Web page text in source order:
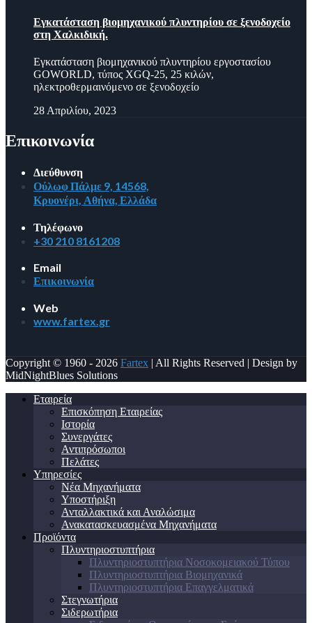
Εγκατάσταση βιομηχανικού πλυντηρίου σε ξενοδοχείο
στη Χαλκιδική.
Εγκατάσταση βιομηχανικού πλυντηρίου εργοστασίου
GOWORLD, τύπος XGQ-25, 25 κιλών,
ηλεκτροθερμαινόμενο σε ξενοδοχείο
28 Απριλίου, 2023
Επικοινωνία
Διεύθυνση
Ούλωφ Πάλμε 9, 14568,
Κρυονέρι, Αθήνα, Ελλάδα
Τηλέφωνο
+30 210 8161208
Email
Επικοινωνία
Web
www.fartex.gr
Copyright © 1960 - 2026 Fartex | All Rights Reserved | Design by
MidNightBlues Solutions
Εταιρεία
Επισκόπηση Εταιρείας
Ιστορία
Συνεργάτες
Αντιπρόσωποι
Πελάτες
Υπηρεσίες
Νέα Μηχανήματα
Υποστήριξη
Ανταλλακτικά και Αναλώσιμα
Ανακατασκευασμένα Μηχανήματα
Προϊόντα
Πλυντηριοστυπτήρια
Πλυντηριοστυπτήρια Νοσοκομειακού Τύπου
Πλυντηριοστυπτήρια Βιομηχανικά
Πλυντηριοστυπτήρια Επαγγελματικά
Στεγνωτήρια
Σιδερωτήρια